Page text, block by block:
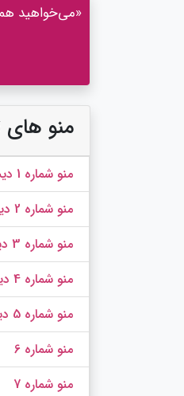
«می‌خواهید
منو های
منو شماره 1 دیس پرس
منو شماره 2 دیس پرس
منو شماره 3 دیس پرس
منو شماره 4 دیس پرس
منو شماره 5 دیس پرس
منو شماره 6
منو شماره 7